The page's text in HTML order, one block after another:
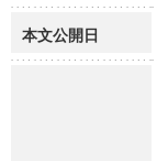
本文公開日